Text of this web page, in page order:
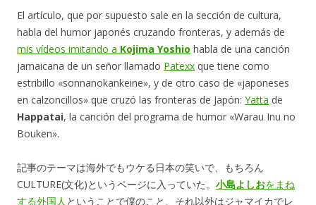
El artículo, que por supuesto sale en la sección de cultura,
habla del humor japonés cruzando fronteras, y además de
mis vídeos imitando a Kojima Yoshio habla de una canción
jamaicana de un señor llamado Patexx que tiene como
estribillo «sonnanokankeine», y de otro caso de «japoneses
en calzoncillos» que cruzó las fronteras de Japón: Yatta de
Happatai, la canción del programa de humor «Warau Inu no
Bouken».
記事のテーマは海外でもウケる日本の笑いで、もちろん
CULTURE(文化)というページに入っていた。 小島よしおをまね
する外国人 ということで僕のこと、それ以外はジャマイカでレ